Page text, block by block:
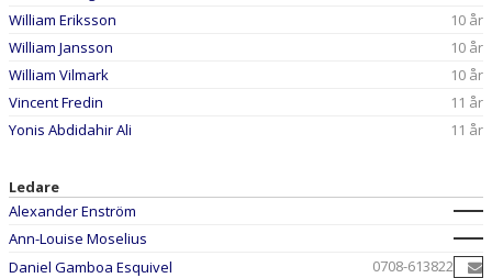
William Eriksson
10 år
William Jansson
10 år
William Vilmark
10 år
Vincent Fredin
11 år
Yonis Abdidahir Ali
11 år
Ledare
Alexander Enström
Ann-Louise Moselius
Daniel Gamboa Esquivel
0708-613822